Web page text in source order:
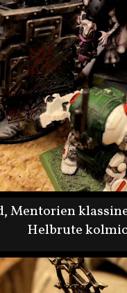
Mentorien
Helbrute